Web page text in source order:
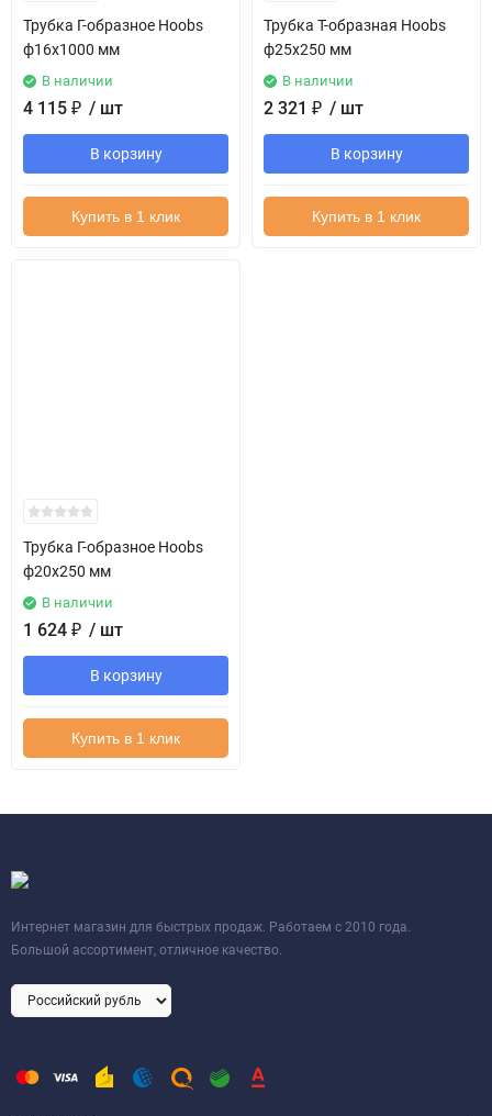
Трубка Г-образное Hoobs
ф16х1000 мм
В наличии
4 115 ₽ / шт
В корзину
Купить в 1 клик
Трубка Т-образная Hoobs
ф25х250 мм
В наличии
2 321 ₽ / шт
В корзину
Купить в 1 клик
Трубка Г-образное Hoobs
ф20х250 мм
В наличии
1 624 ₽ / шт
В корзину
Купить в 1 клик
Интернет магазин для быстрых продаж. Работаем с 2010 года.
Большой ассортимент, отличное качество.